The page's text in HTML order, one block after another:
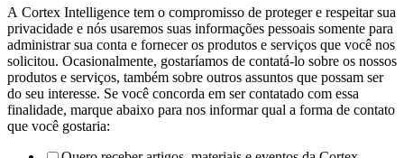
A Cortex Intelligence tem o compromisso de proteger e respeitar sua
privacidade e nós usaremos suas informações pessoais somente para
administrar sua conta e fornecer os produtos e serviços que você nos
solicitou. Ocasionalmente, gostaríamos de contatá-lo sobre os nossos
produtos e serviços, também sobre outros assuntos que possam ser
do seu interesse. Se você concorda em ser contatado com essa
finalidade, marque abaixo para nos informar qual a forma de contato
que você gostaria: